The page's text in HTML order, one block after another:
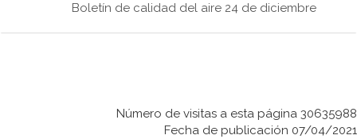
Boletín de calidad del aire 24 de diciembre
Número de visitas a esta página 30635988
Fecha de publicación 07/04/2021